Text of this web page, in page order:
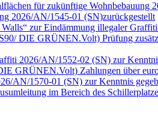
für zukünftige Wohnbebauung
2026/AN/1545-01 (SN)zurückgestellt
zur Eindämmung illegaler
DIE GRÜNEN.Volt) Prüfung
2026/AN/1552-02 (SN) zur
Zahlungen über
AN/1570-01 (SN) zur Kenntnis
im Bereich des